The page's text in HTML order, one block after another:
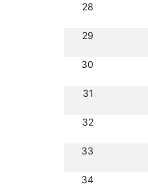
28
29
30
31
32
33
34